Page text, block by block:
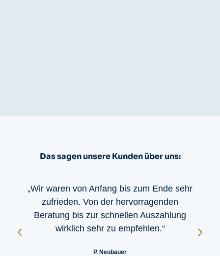
Das sagen unsere Kunden über uns:
„Wir waren von Anfang bis zum Ende sehr
zufrieden. Von der hervorragenden
Beratung bis zur schnellen Auszahlung
wirklich sehr zu empfehlen.“
P. Neubauer